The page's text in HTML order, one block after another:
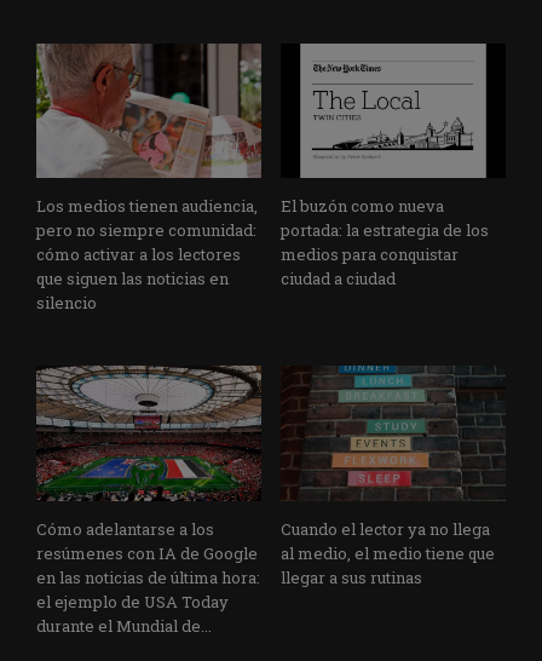
Los medios tienen audiencia,
pero no siempre comunidad:
cómo activar a los lectores
que siguen las noticias en
silencio
El buzón como nueva
portada: la estrategia de los
medios para conquistar
ciudad a ciudad
Cómo adelantarse a los
resúmenes con IA de Google
en las noticias de última hora:
el ejemplo de USA Today
durante el Mundial de...
Cuando el lector ya no llega
al medio, el medio tiene que
llegar a sus rutinas